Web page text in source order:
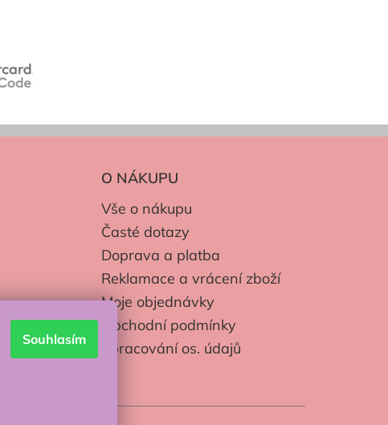
Souhlasím
O NÁKUPU
Vše o nákupu
Časté dotazy
Doprava a platba
Reklamace a vrácení zboží
Moje objednávky
Obchodní podmínky
Zpracování os. údajů